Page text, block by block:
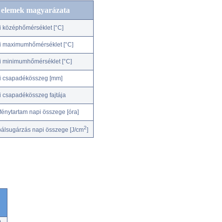
magyarázata
középhőmérséklet [°C]
maximumhőmérséklet [°C]
minimumhőmérséklet [°C]
csapadékösszeg [mm]
csapadékösszeg fajtája
napi összege [óra]
napi összege [J/cm2]